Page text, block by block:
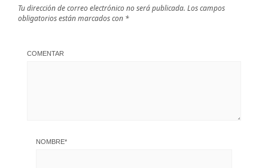
Tu dirección de correo electrónico no será publicada. Los campos
obligatorios están marcados con *
COMENTAR
NOMBRE*